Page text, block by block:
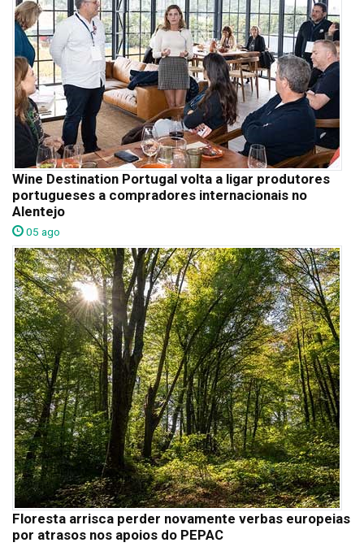
Wine Destination Portugal volta a ligar produtores
portugueses a compradores internacionais no
Alentejo
05 ago
Floresta arrisca perder novamente verbas europeias
por atrasos nos apoios do PEPAC